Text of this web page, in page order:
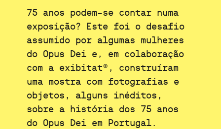
75 anos podem-se contar numa
exposição? Este foi o desafio
assumido por algumas mulheres
do Opus Dei e, em colaboração
com a exibitat®, construíram
uma mostra com fotografias e
objetos, alguns inéditos,
sobre a história dos
75 anos
do Opus Dei em Portugal.